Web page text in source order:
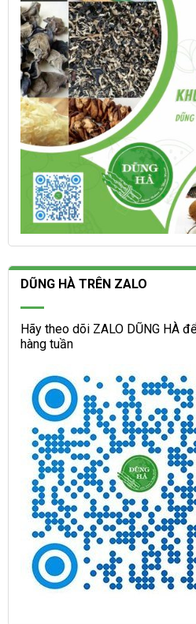
được
chọn
trên
trang
sản
phẩm
DŨNG HÀ TRÊN ZALO
Hãy theo dõi ZALO DŨNG HÀ
hàng tuần